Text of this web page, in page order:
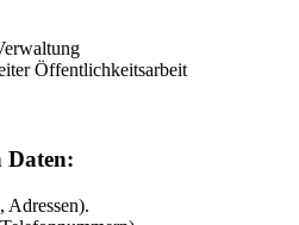
Öffentlichkeitsarbeit
Daten:
Adressen).